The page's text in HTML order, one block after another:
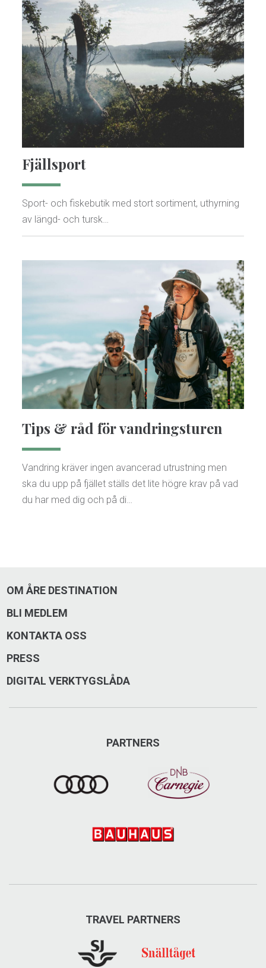
Fjällsport
Sport- och fiskebutik med stort sortiment, uthyrning
av längd- och tursk…
Tips & råd för vandringsturen
Vandring kräver ingen avancerad utrustning men
ska du upp på fjället ställs det lite högre krav på vad
du har med dig och på di…
OM ÅRE DESTINATION
BLI MEDLEM
KONTAKTA OSS
PRESS
DIGITAL VERKTYGSLÅDA
PARTNERS
TRAVEL PARTNERS